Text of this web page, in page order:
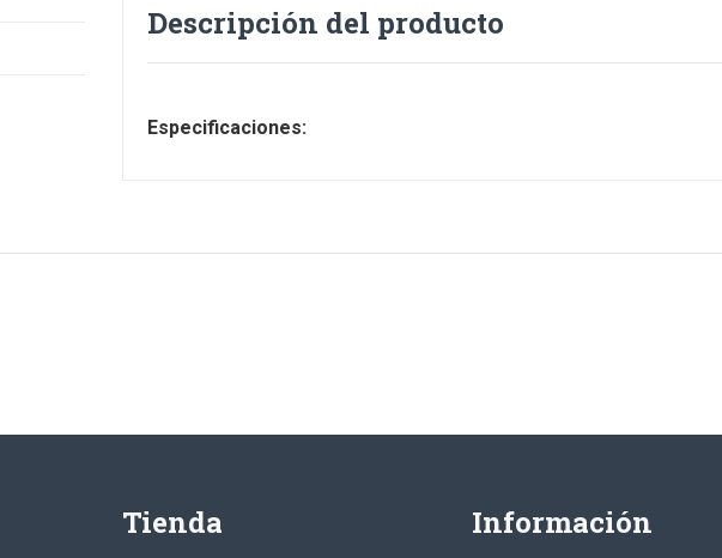
Descripción del producto
Especificaciones:
Tienda Información